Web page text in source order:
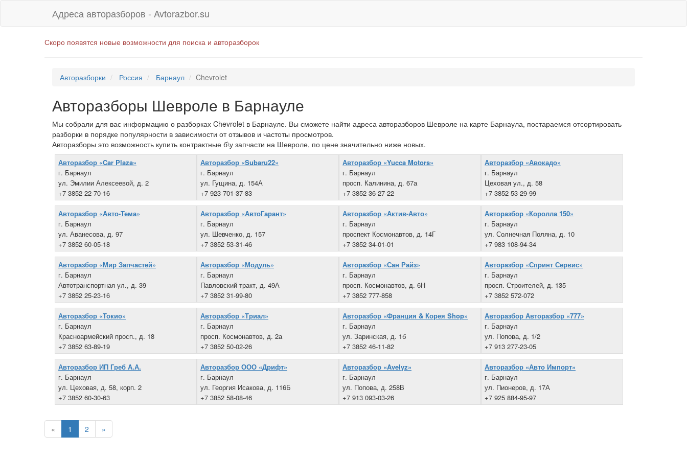
Адреса авторазборов - Avtorazbor.su
Скоро появятся новые возможности для поиска и авторазборок
Авторазборки Россия Барнаул Chevrolet
Авторазборы Шевроле в Барнауле
Мы собрали для вас информацию о разборках Chevrolet в Барнауле. Вы сможете найти адреса авторазборов Шевроле на карте Барнаула, постараемся отсортировать
разборки в порядке популярности в зависимости от отзывов и частоты просмотров.
Авторазборы это возможность купить контрактные б\у запчасти на Шевроле, по цене значительно ниже новых.
Авторазбор «Car Plaza»
г. Барнаул
ул. Эмилии Алексеевой, д. 2
+7 3852 22-70-16
Авторазбор «Subaru22»
г. Барнаул
ул. Гущина, д. 154А
+7 923 701-37-83
Авторазбор «Yucca Motors»
г. Барнаул
просп. Калинина, д. 67а
+7 3852 36-27-22
Авторазбор «Авокадо»
г. Барнаул
Цеховая ул., д. 58
+7 3852 53-29-99
Авторазбор «Авто-Тема»
г. Барнаул
ул. Аванесова, д. 97
+7 3852 60-05-18
Авторазбор «АвтоГарант»
г. Барнаул
ул. Шевченко, д. 157
+7 3852 53-31-46
Авторазбор «Актив-Авто»
г. Барнаул
проспект Космонавтов, д. 14Г
+7 3852 34-01-01
Авторазбор «Королла 150»
г. Барнаул
ул. Солнечная Поляна, д. 10
+7 983 108-94-34
Авторазбор «Мир Запчастей»
г. Барнаул
Автотранспортная ул., д. 39
+7 3852 25-23-16
Авторазбор «Модуль»
г. Барнаул
Павловский тракт, д. 49А
+7 3852 31-99-80
Авторазбор «Сан Райз»
г. Барнаул
просп. Космонавтов, д. 6Н
+7 3852 777-858
Авторазбор «Спринт Сервис»
г. Барнаул
просп. Строителей, д. 135
+7 3852 572-072
Авторазбор «Токио»
г. Барнаул
Красноармейский просп., д. 18
+7 3852 63-89-19
Авторазбор «Триал»
г. Барнаул
просп. Космонавтов, д. 2а
+7 3852 50-02-26
Авторазбор «Франция & Корея Shop»
г. Барнаул
ул. Заринская, д. 1б
+7 3852 46-11-82
Авторазбор Авторазбор «777»
г. Барнаул
ул. Попова, д. 1/2
+7 913 277-23-05
Авторазбор ИП Греб А.А.
г. Барнаул
ул. Цеховая, д. 58, корп. 2
+7 3852 60-30-63
Авторазбор ООО «Дрифт»
г. Барнаул
ул. Георгия Исакова, д. 116Б
+7 3852 58-08-46
Авторазбор «Avelyz»
г. Барнаул
ул. Попова, д. 258В
+7 913 093-03-26
Авторазбор «Авто Импорт»
г. Барнаул
ул. Пионеров, д. 17А
+7 925 884-95-97
« 1 2 »